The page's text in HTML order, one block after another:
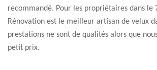
recommandé. Pour les propriétaires dans le
Rénovation est le meilleur artisan de velux
prestations ne sont de qualités alors que
petit prix.